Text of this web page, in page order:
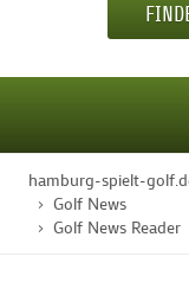
STARTSEITE
hamburg-spielt-
Golf News
Golf News Reader